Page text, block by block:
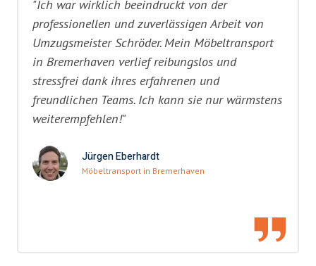
"Ich war wirklich beeindruckt von der
professionellen und zuverlässigen Arbeit von
Umzugsmeister Schröder. Mein Möbeltransport
in Bremerhaven verlief reibungslos und
stressfrei dank ihres erfahrenen und
freundlichen Teams. Ich kann sie nur wärmstens
weiterempfehlen!"
Jürgen Eberhardt
Möbeltransport in Bremerhaven